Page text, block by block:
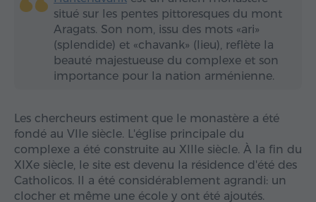
situé sur les pentes pittoresques du mont
Aragats. Son nom, issu des mots «ari»
(splendide) et «chavank» (lieu), reflète la
beauté majestueuse du complexe et son
importance pour la nation arménienne.
Les chercheurs estiment que le monastère a été
fondé au VIIe siècle. L'église principale du
complexe a été construite au XIIIe siècle. À la fin du
XIXe siècle, le site est devenu la résidence d'été des
Catholicos. Il a été considérablement agrandi: un
clocher et même une école y ont été ajoutés.